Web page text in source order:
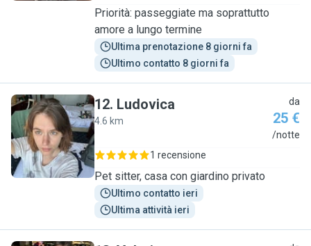
Priorità: passeggiate ma soprattutto
amore a lungo termine
Ultima prenotazione 8 giorni fa
Ultimo contatto 8 giorni fa
L
12. Ludovica
4.6 km
da
25 €
/notte
1 recensione
Pet sitter, casa con giardino privato
Ultimo contatto ieri
Ultima attività ieri